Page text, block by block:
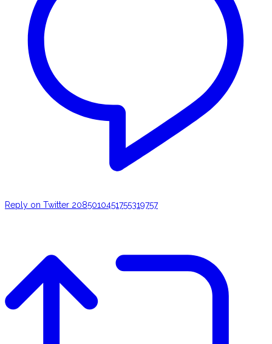
Reply on Twitter 2085010451755319757